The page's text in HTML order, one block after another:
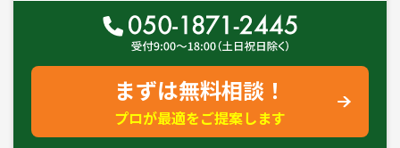
まずは無料相談！
プロが最適をご提案します